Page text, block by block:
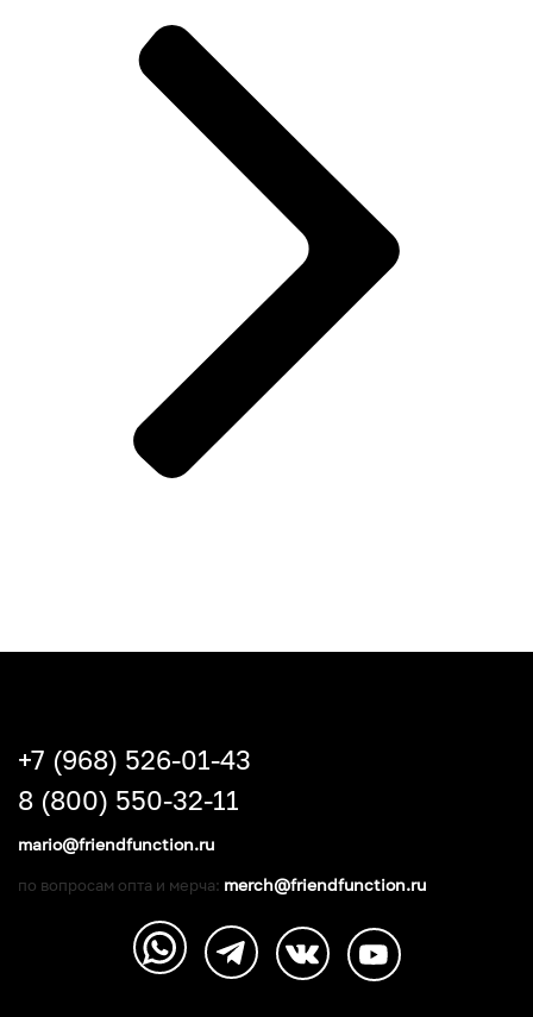
+7 (968) 526-01-43
8 (800) 550-32-11
mario@friendfunction.ru
по вопросам опта и мерча: merch@friendfunction.ru